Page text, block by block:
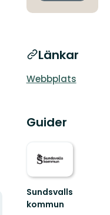
Länkar
Webbplats
Guider
Sundsvalls
kommun